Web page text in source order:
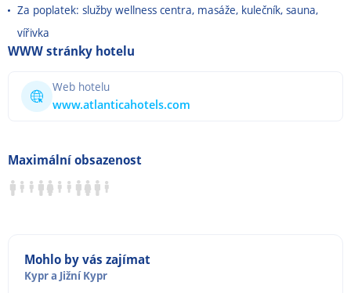
Za poplatek: služby wellness centra, masáže, kulečník, sauna,
vířivka
WWW stránky hotelu
Web hotelu
www.atlanticahotels.com
Maximální obsazenost
Mohlo by vás zajímat
Kypra Jižní Kypr